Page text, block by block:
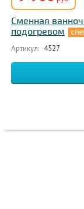
Сменная
подогревом
Артикул: 4527